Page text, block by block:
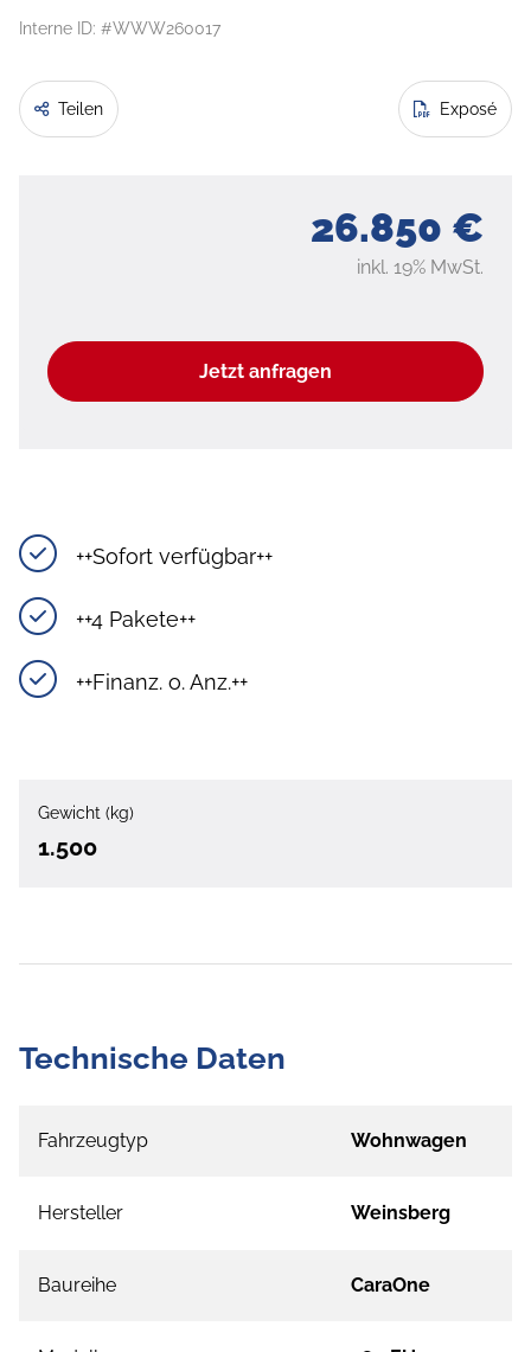
Interne ID: #WWW260017
Teilen Exposé
26.850 €
inkl. 19% MwSt.
Jetzt anfragen
++Sofort verfügbar++
++4 Pakete++
++Finanz. o. Anz.++
Gewicht (kg)
1.500
Technische Daten
Fahrzeugtyp Wohnwagen
Hersteller Weinsberg
Baureihe CaraOne